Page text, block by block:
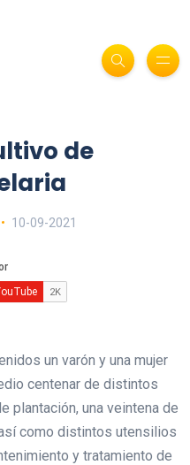
de
10-09-2021
un varón y una mujer
centenar de distintos
plantación, una veintena de
como distintos utensilios
y tratamiento de